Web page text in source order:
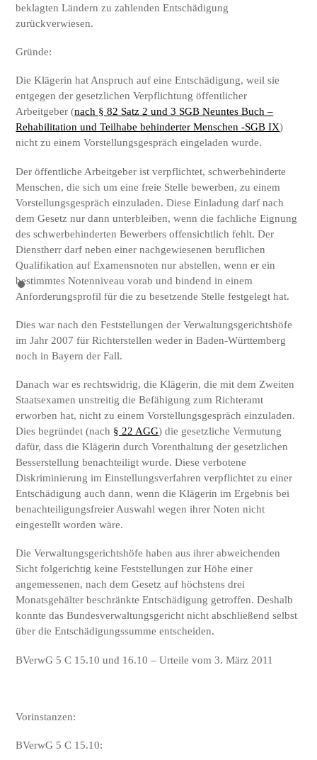
beklagten Ländern zu zahlenden Entschädigung
zurückverwiesen.
Gründe:
Die Klägerin hat Anspruch auf eine Entschädigung, weil sie
entgegen der gesetzlichen Verpflichtung öffentlicher
Arbeitgeber (nach § 82 Satz 2 und 3 SGB Neuntes Buch –
Rehabilitation und Teilhabe behinderter Menschen -SGB IX)
nicht zu einem Vorstellungsgespräch eingeladen wurde.
Der öffentliche Arbeitgeber ist verpflichtet, schwerbehinderte
Menschen, die sich um eine freie Stelle bewerben, zu einem
Vorstellungsgespräch einzuladen. Diese Einladung darf nach
dem Gesetz nur dann unterbleiben, wenn die fachliche Eignung
des schwerbehinderten Bewerbers offensichtlich fehlt. Der
Dienstherr darf neben einer nachgewiesenen beruflichen
Qualifikation auf Examensnoten nur abstellen, wenn er ein
bestimmtes Notenniveau vorab und bindend in einem
Anforderungsprofil für die zu besetzende Stelle festgelegt hat.
Dies war nach den Feststellungen der Verwaltungsgerichtshöfe
im Jahr 2007 für Richterstellen weder in Baden-Württemberg
noch in Bayern der Fall.
Danach war es rechtswidrig, die Klägerin, die mit dem Zweiten
Staatsexamen unstreitig die Befähigung zum Richteramt
erworben hat, nicht zu einem Vorstellungsgespräch einzuladen.
Dies begründet (nach § 22 AGG) die gesetzliche Vermutung
dafür, dass die Klägerin durch Vorenthaltung der gesetzlichen
Besserstellung benachteiligt wurde. Diese verbotene
Diskriminierung im Einstellungsverfahren verpflichtet zu einer
Entschädigung auch dann, wenn die Klägerin im Ergebnis bei
benachteiligungsfreier Auswahl wegen ihrer Noten nicht
eingestellt worden wäre.
Die Verwaltungsgerichtshöfe haben aus ihrer abweichenden
Sicht folgerichtig keine Feststellungen zur Höhe einer
angemessenen, nach dem Gesetz auf höchstens drei
Monatsgehälter beschränkte Entschädigung getroffen. Deshalb
konnte das Bundesverwaltungsgericht nicht abschließend selbst
über die Entschädigungssumme entscheiden.
BVerwG 5 C 15.10 und 16.10 – Urteile vom 3. März 2011
Vorinstanzen:
BVerwG 5 C 15.10: